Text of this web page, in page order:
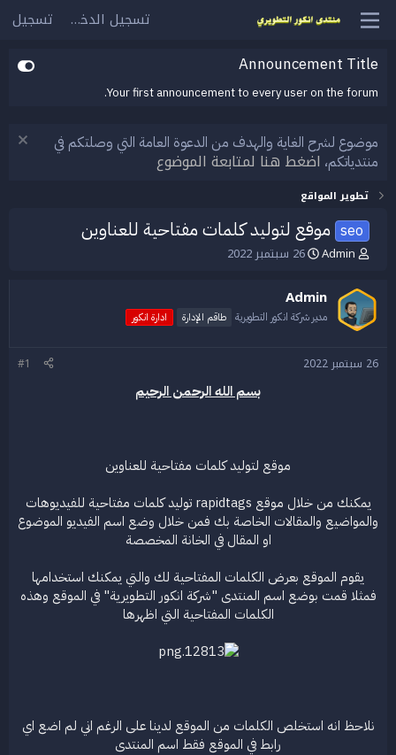
تسجيل الدخول تسجيل
Announcement Title
Your first announcement to every user on the forum.
موضوع لشرح الغاية والهدف من الدعوة العامة التي وصلتكم في
منتدياتكم، اضغط هنا لمتابعة الموضوع
تطوير المواقع
seo موقع لتوليد كلمات مفتاحية للعناوين
ب
د
ئ
ا
ل
و
Admin
ت
ي
خ
ب
26 سبتمبر 2022
Admin
مدير شركة انكور التطويرية طاقم الإدارة ادارة انكور
26 سبتمبر 2022
#1
بسم الله الرحمن الرحيم
موقع لتوليد كلمات مفتاحية للعناوين
يمكنك من خلال موقع rapidtags توليد كلمات مفتاحية للفيديوهات
والمواضيع والمقالات الخاصة بك فمن خلال وضع اسم الفيديو الموضوع
او المقال في الخانة المخصصة
يقوم الموقع بعرض الكلمات المفتاحية لك والتي يمكنك استخدامها
فمثلا قمت بوضع اسم المنتدى "شركة انكور التطويرية" في الموقع وهذه
الكلمات المفتاحية التي اظهرها
نلاحظ انه استخلص الكلمات من الموقع لدينا على الرغم اني لم اضع اي
رابط في الموقع فقط اسم المنتدى